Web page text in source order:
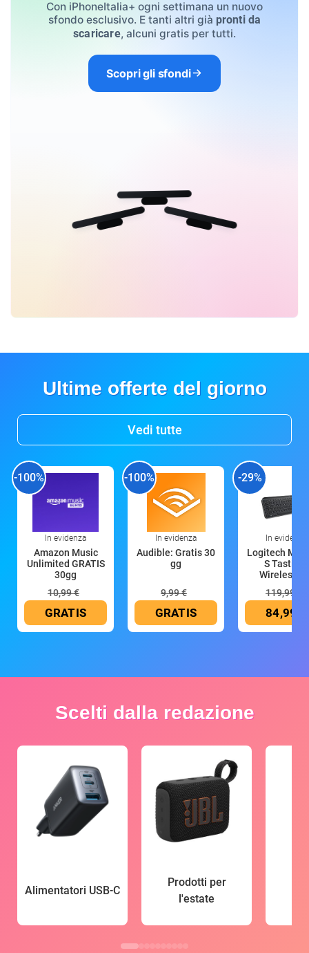
Con iPhoneItalia+ ogni settimana un nuovo
sfondo esclusivo. E tanti altri già pronti da
scaricare, alcuni gratis per tutti.
Scopri gli sfondi
Ultime offerte del giorno
Vedi tutte
-100%
In evidenza
Amazon Music
Unlimited GRATIS
30gg
10,99 €
GRATIS
-100%
In evidenza
Audible: Gratis 30
gg
9,99 €
GRATIS
-29%
In evidenza
Logitech MX
S Tastiera
Wireless
119,99 €
84,99 €
Scelti dalla redazione
Alimentatori USB-C
Prodotti per
l'estate